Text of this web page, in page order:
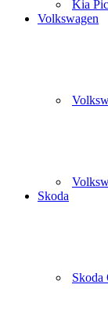
Kia
Volkswagen
Skoda
Skoda